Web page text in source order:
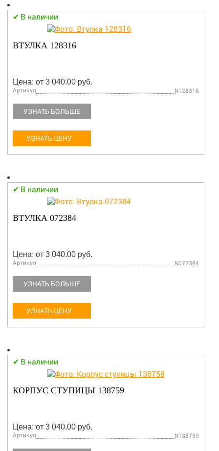
В наличии
ВТУЛКА 128316
Цена: от 3 040.00 руб.
Артикул N128316
УЗНАТЬ БОЛЬШЕ
УЗНАТЬ ЦЕНУ
В наличии
ВТУЛКА 072384
Цена: от 3 040.00 руб.
Артикул N072384
УЗНАТЬ БОЛЬШЕ
УЗНАТЬ ЦЕНУ
В наличии
КОРПУС СТУПИЦЫ 138759
Цена: от 3 040.00 руб.
Артикул N138759